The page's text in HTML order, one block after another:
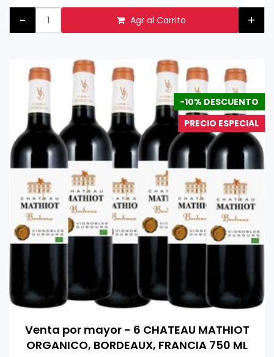
- Agr al Carrito +
-10% DESCUENTO
PRECIO ESPECIAL
Venta por mayor - 6 CHATEAU MATHIOT
ORGANICO, BORDEAUX, FRANCIA 750 ML